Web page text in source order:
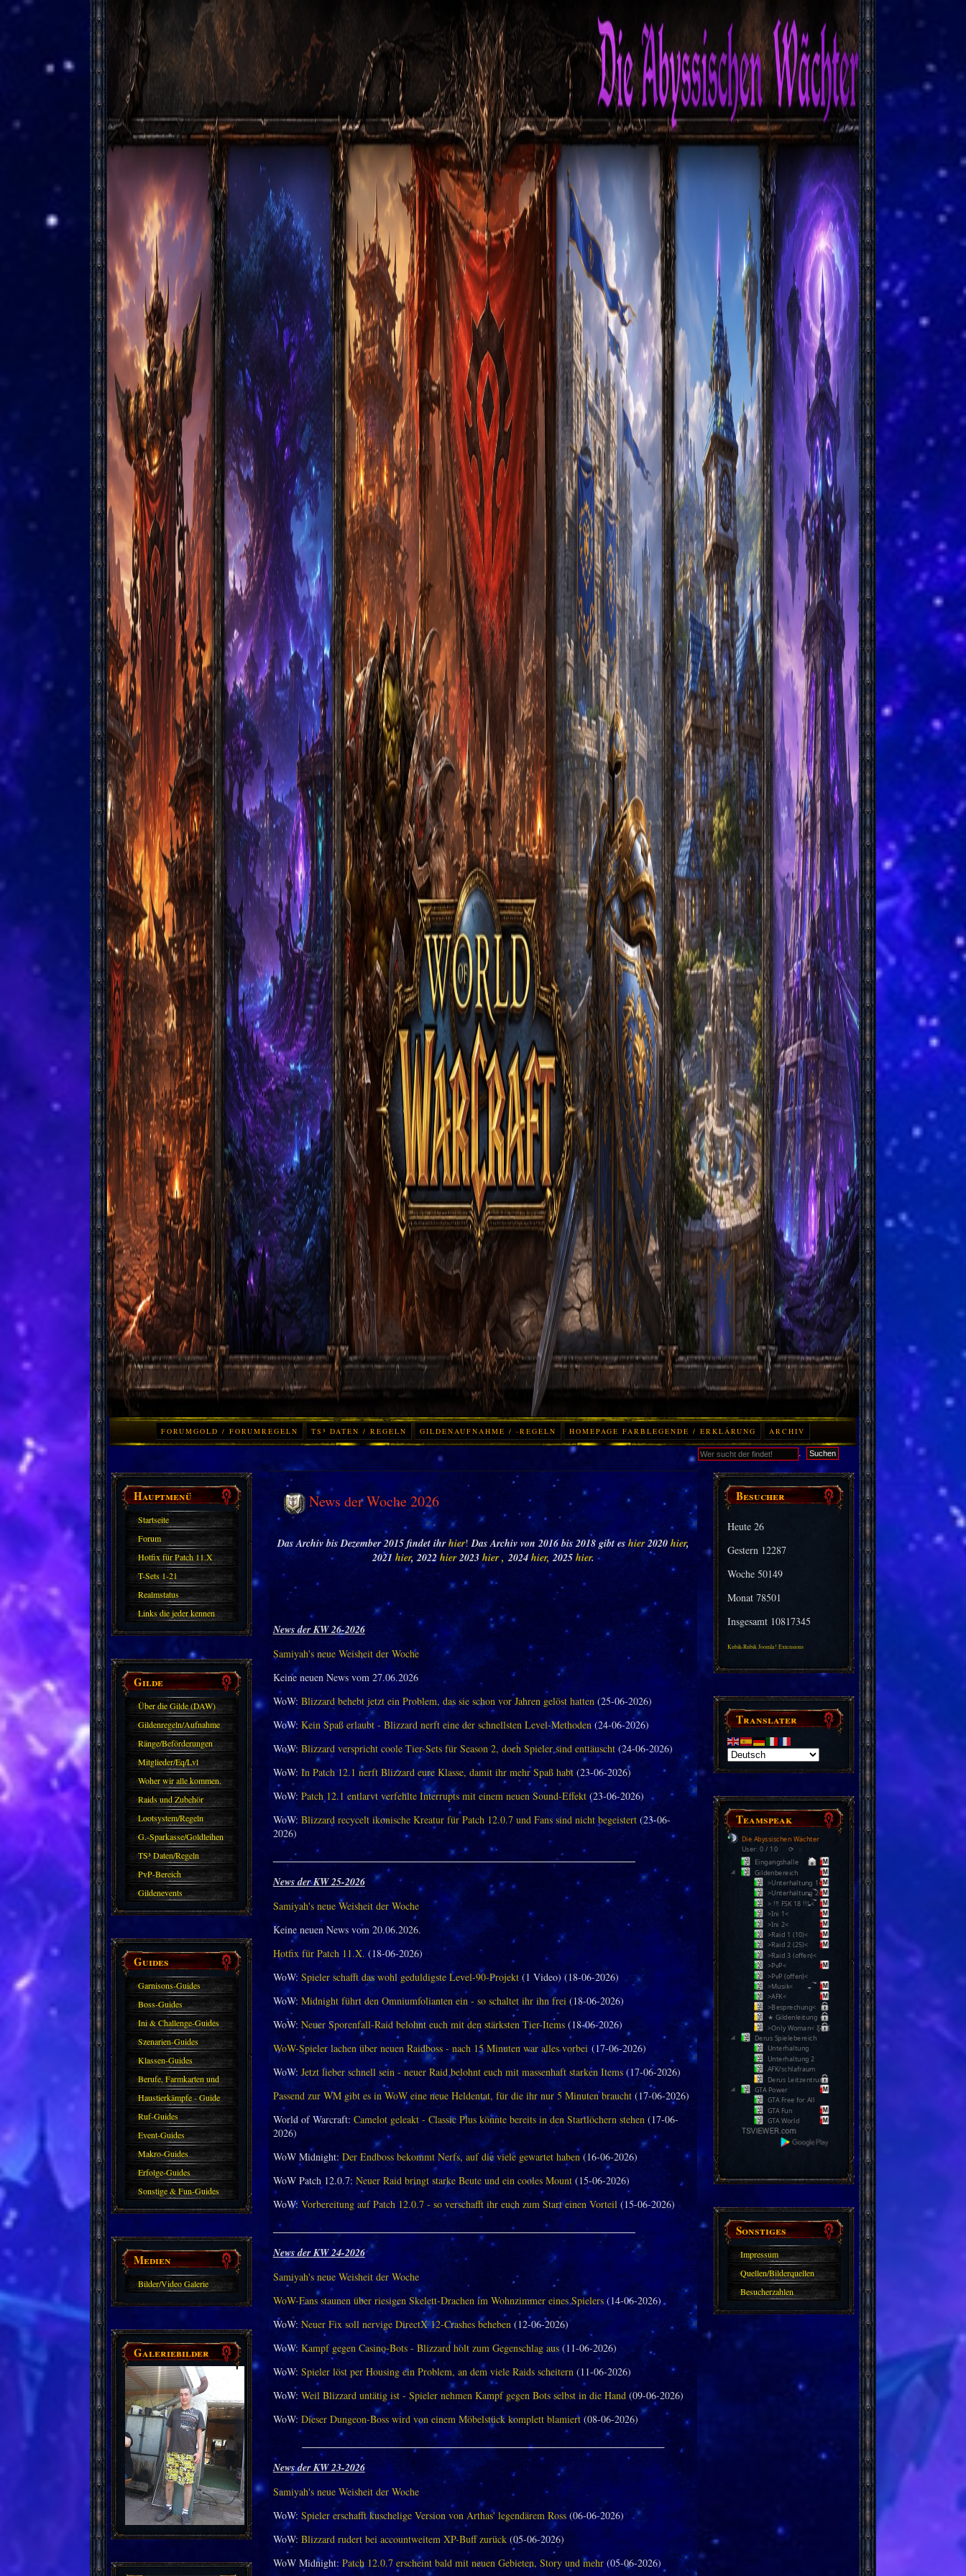
FORUMGOLD / FORUMREGELN TS³ DATEN / REGELN GILDENAUFNAHME / -REGELN HOMEPAGE FARBLEGENDE / ERKLÄRUNG ARCHIV
. Suchen
Hauptmenü
Startseite
Forum
Hotfix für Patch 11.X
T-Sets 1-21
Realmstatus
Links die jeder kennen
sollte?! Oder nicht?
Gilde
Über die Gilde (DAW)
Gildenregeln/Aufnahme
Ränge/Beförderungen
Mitglieder/Eq/Lvl
Woher wir alle kommen.
Raids und Zubehör
Lootsystem/Regeln
G.-Sparkasse/Goldleihen
TS³ Daten/Regeln
PvP-Bereich
Gildenevents
Guides
Garnisons-Guides
Boss-Guides
Ini & Challenge-Guides
Szenarien-Guides
Klassen-Guides
Berufe, Farmkarten und
Haustiere
Haustierkämpfe - Guide
Ruf-Guides
Event-Guides
Makro-Guides
Erfolge-Guides
Sonstige & Fun-Guides
Medien
Bilder/Video Galerie
Galeriebilder
Besucher
Heute26
Gestern 12287
Woche50149
Monat78501
Insgesamt 10817345
Kubik-Rubik Joomla! Extensions
Translater
Teamspeak
Die Abyssischen Wächter
User: 0 / 10 ⟳
Eingangshalle
Gildenbereich
>Unterhaltung 1<
>Unterhaltung 2<
> !!! FSK 18 !!! <
>Ini 1<
>Ini 2<
>Raid 1 (10)<
>Raid 2 (25)<
>Raid 3 (offen)<
>PvP<
>PvP (offen)<
>Musik<
>AFK<
>Besprechung<
★ Gildenleitung ★
>Only Woman< Ƹ̵̡Ӝ̵̨̄Ʒ
Derus Spielebereich
Unterhaltung
Unterhaltung 2
AFK/schlafraum
Derus Leitzentrum
GTA Power
GTA Free for All
GTA Fun
GTA World
Sonstiges
Impressum
Quellen/Bilderquellen
Besucherzahlen
News der Woche 2026
Das Archiv bis Dezember 2015 findet ihr hier!Das Archiv von 2016 bis 2018 gibt es hier2020 hier,
2021 hier, 2022 hier2023 hier , 2024 hier, 2025 hier.
News der KW 26-2026
Samiyah's neue Weisheit der Woche
Keine neuen News vom 27.06.2026
WoW: Blizzard behebt jetzt ein Problem, das sie schon vor Jahren gelöst hatten(25-06-2026)
WoW: Kein Spaß erlaubt - Blizzard nerft eine der schnellsten Level-Methoden(24-06-2026)
WoW: Blizzard verspricht coole Tier-Sets für Season 2, doch Spieler sind enttäuscht(24-06-2026)
WoW: In Patch 12.1 nerft Blizzard eure Klasse, damit ihr mehr Spaß habt(23-06-2026)
WoW: Patch 12.1 entlarvt verfehlte Interrupts mit einem neuen Sound-Effekt(23-06-2026)
WoW: Blizzard recycelt ikonische Kreatur für Patch 12.0.7 und Fans sind nicht begeistert(23-06-
2026)
________________________________________________________________________
News der KW 25-2026
Samiyah's neue Weisheit der Woche
Keine neuen News vom 20.06.2026.
Hotfix für Patch 11.X. (18-06-2026)
WoW: Spieler schafft das wohl geduldigste Level-90-Projekt(1 Video) (18-06-2026)
WoW: Midnight führt den Omniumfolianten ein - so schaltet ihr ihn frei(18-06-2026)
WoW: Neuer Sporenfall-Raid belohnt euch mit den stärksten Tier-Items(18-06-2026)
WoW-Spieler lachen über neuen Raidboss - nach 15 Minuten war alles vorbei(17-06-2026)
WoW: Jetzt lieber schnell sein - neuer Raid belohnt euch mit massenhaft starken Items(17-06-2026)
Passend zur WM gibt es in WoW eine neue Heldentat, für die ihr nur 5 Minuten braucht(17-06-2026)
World of Warcraft: Camelot geleakt - Classic Plus könnte bereits in den Startlöchern stehen(17-06-
2026)
WoW Midnight: Der Endboss bekommt Nerfs, auf die viele gewartet haben(16-06-2026)
WoW Patch 12.0.7: Neuer Raid bringt starke Beute und ein cooles Mount(15-06-2026)
WoW:Vorbereitung auf Patch 12.0.7 - so verschafft ihr euch zum Start einen Vorteil(15-06-2026)
________________________________________________________________________
News der KW 24-2026
Samiyah's neue Weisheit der Woche
WoW-Fans staunen über riesigen Skelett-Drachen im Wohnzimmer eines Spielers(14-06-2026)
WoW: Neuer Fix soll nervige DirectX 12-Crashes beheben(12-06-2026)
WoW: Kampf gegen Casino-Bots - Blizzard holt zum Gegenschlag aus(11-06-2026)
WoW: Spieler löst per Housing ein Problem, an dem viele Raids scheitern(11-06-2026)
WoW: Weil Blizzard untätig ist - Spieler nehmen Kampf gegen Bots selbst in die Hand(09-06-2026)
WoW: Dieser Dungeon-Boss wird von einem Möbelstück komplett blamiert(08-06-2026)
________________________________________________________________________
News der KW 23-2026
Samiyah's neue Weisheit der Woche
WoW: Spieler erschafft kuschelige Version von Arthas' legendärem Ross(06-06-2026)
WoW: Blizzard rudert bei accountweitem XP-Buff zurück(05-06-2026)
WoW Midnight: Patch 12.0.7 erscheint bald mit neuen Gebieten, Story und mehr(05-06-2026)